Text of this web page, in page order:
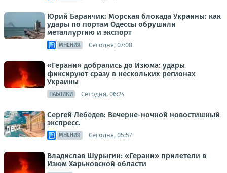
Юрий Баранчик: Морская блокада Украины: как
удары по портам Одессы обрушили
металлургию и экспорт
МНЕНИЯ Сегодня, 07:08
«Герани» добрались до Изюма: удары
фиксируют сразу в нескольких регионах
Украины
ПАБЛИКИ Сегодня, 06:24
Сергей Лебедев: Вечерне-ночной новостишный
экспресс.
МНЕНИЯ Сегодня, 05:57
Владислав Шурыгин: «Герани» прилетели в
Изюм Харьковской области